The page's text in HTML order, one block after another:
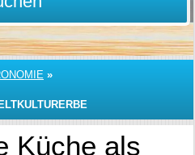
»
Küche als